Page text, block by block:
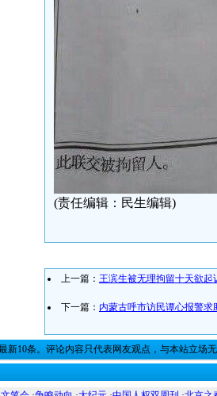
(责任编辑：民生编辑)
上一篇： 王滨生被无理拘留十天欲起
下一篇： 内蒙古呼市访民谭心报警求
最新10条。评论内容只代表网友观点，与本站立场